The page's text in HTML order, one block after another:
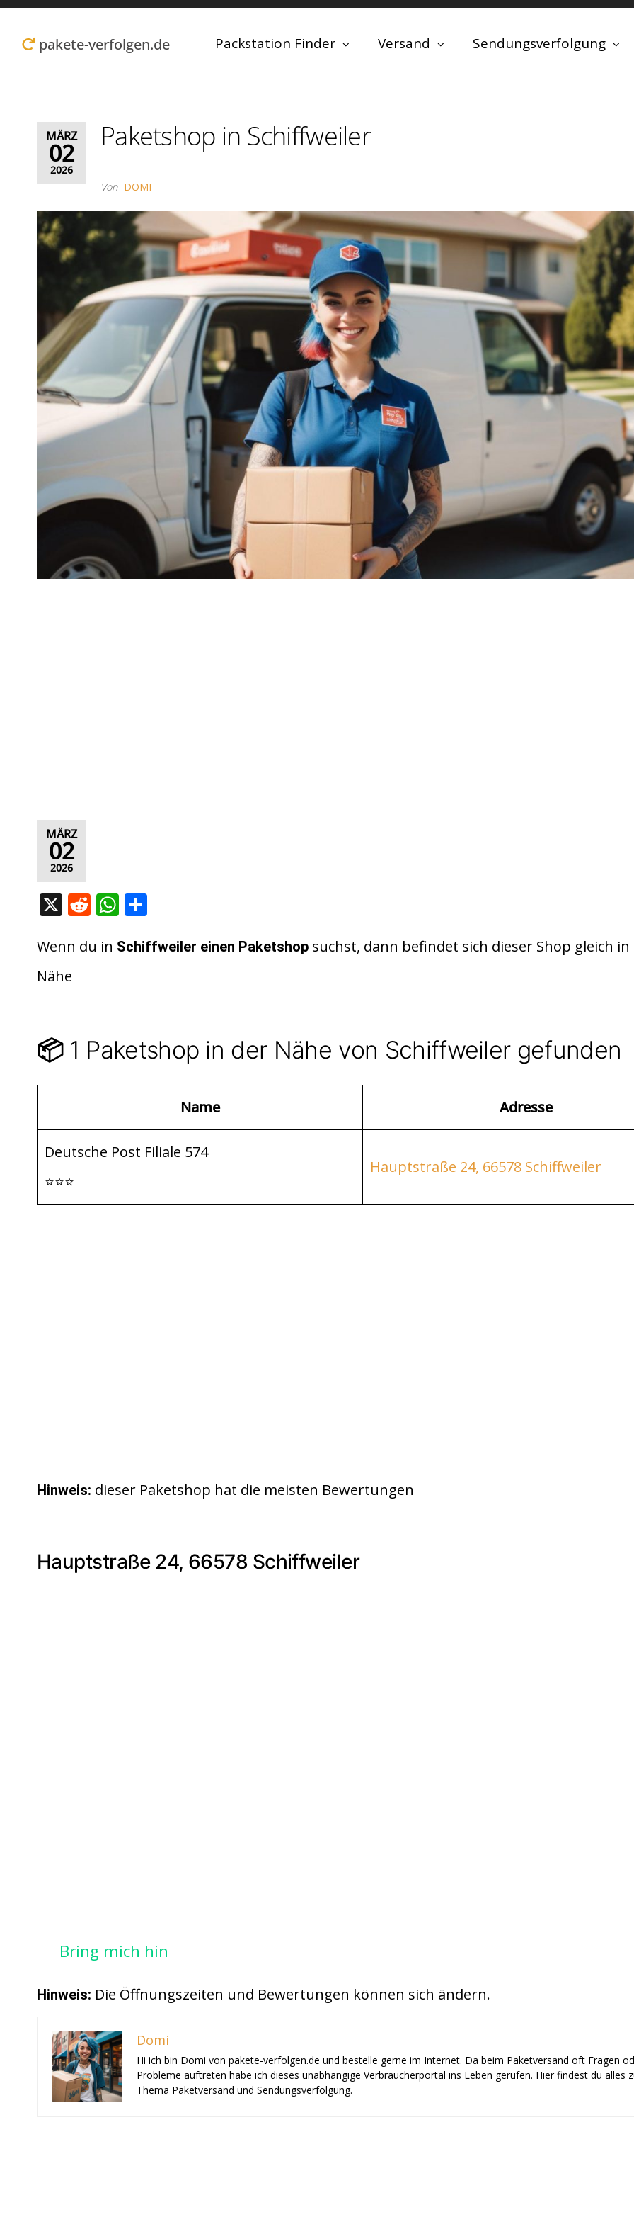
Zum
Inhalt pakete-verfolgen.de Packstation Finder Versand Sendungsverfolgung
MÄRZ
02
2026
Paketshop in Schiffweiler
Von DOMI
MÄRZ
02
2026
X R
d
W
at
p
le
Wenn du in Schiffweiler einen Paketshop suchst, dann befindet sich dieser Shop gleich in
Nähe
📦1 Paketshop in der Nähe von Schiffweiler gefunden
Name Adresse
Deutsche Post Filiale 574
⭐⭐⭐
Hauptstraße 24, 66578 Schiffweiler
Hinweis: dieser Paketshop hat die meisten Bewertungen
Hauptstraße 24, 66578 Schiffweiler
Bring mich hin
Hinweis: Die Öffnungszeiten und Bewertungen können sich ändern.
Domi
Hi ich bin Domi von pakete-verfolgen.de und bestelle gerne im Internet. Da beim Paketversand oft Fragen
Probleme auftreten habe ich dieses unabhängige Verbraucherportal ins Leben gerufen. Hier findest du alles
Thema Paketversand und Sendungsverfolgung.